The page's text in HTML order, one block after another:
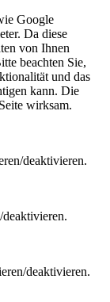
Google
Da diese
von Ihnen
beachten Sie,
und das
kann. Die
wirksam.
deaktivieren.
deaktivieren.